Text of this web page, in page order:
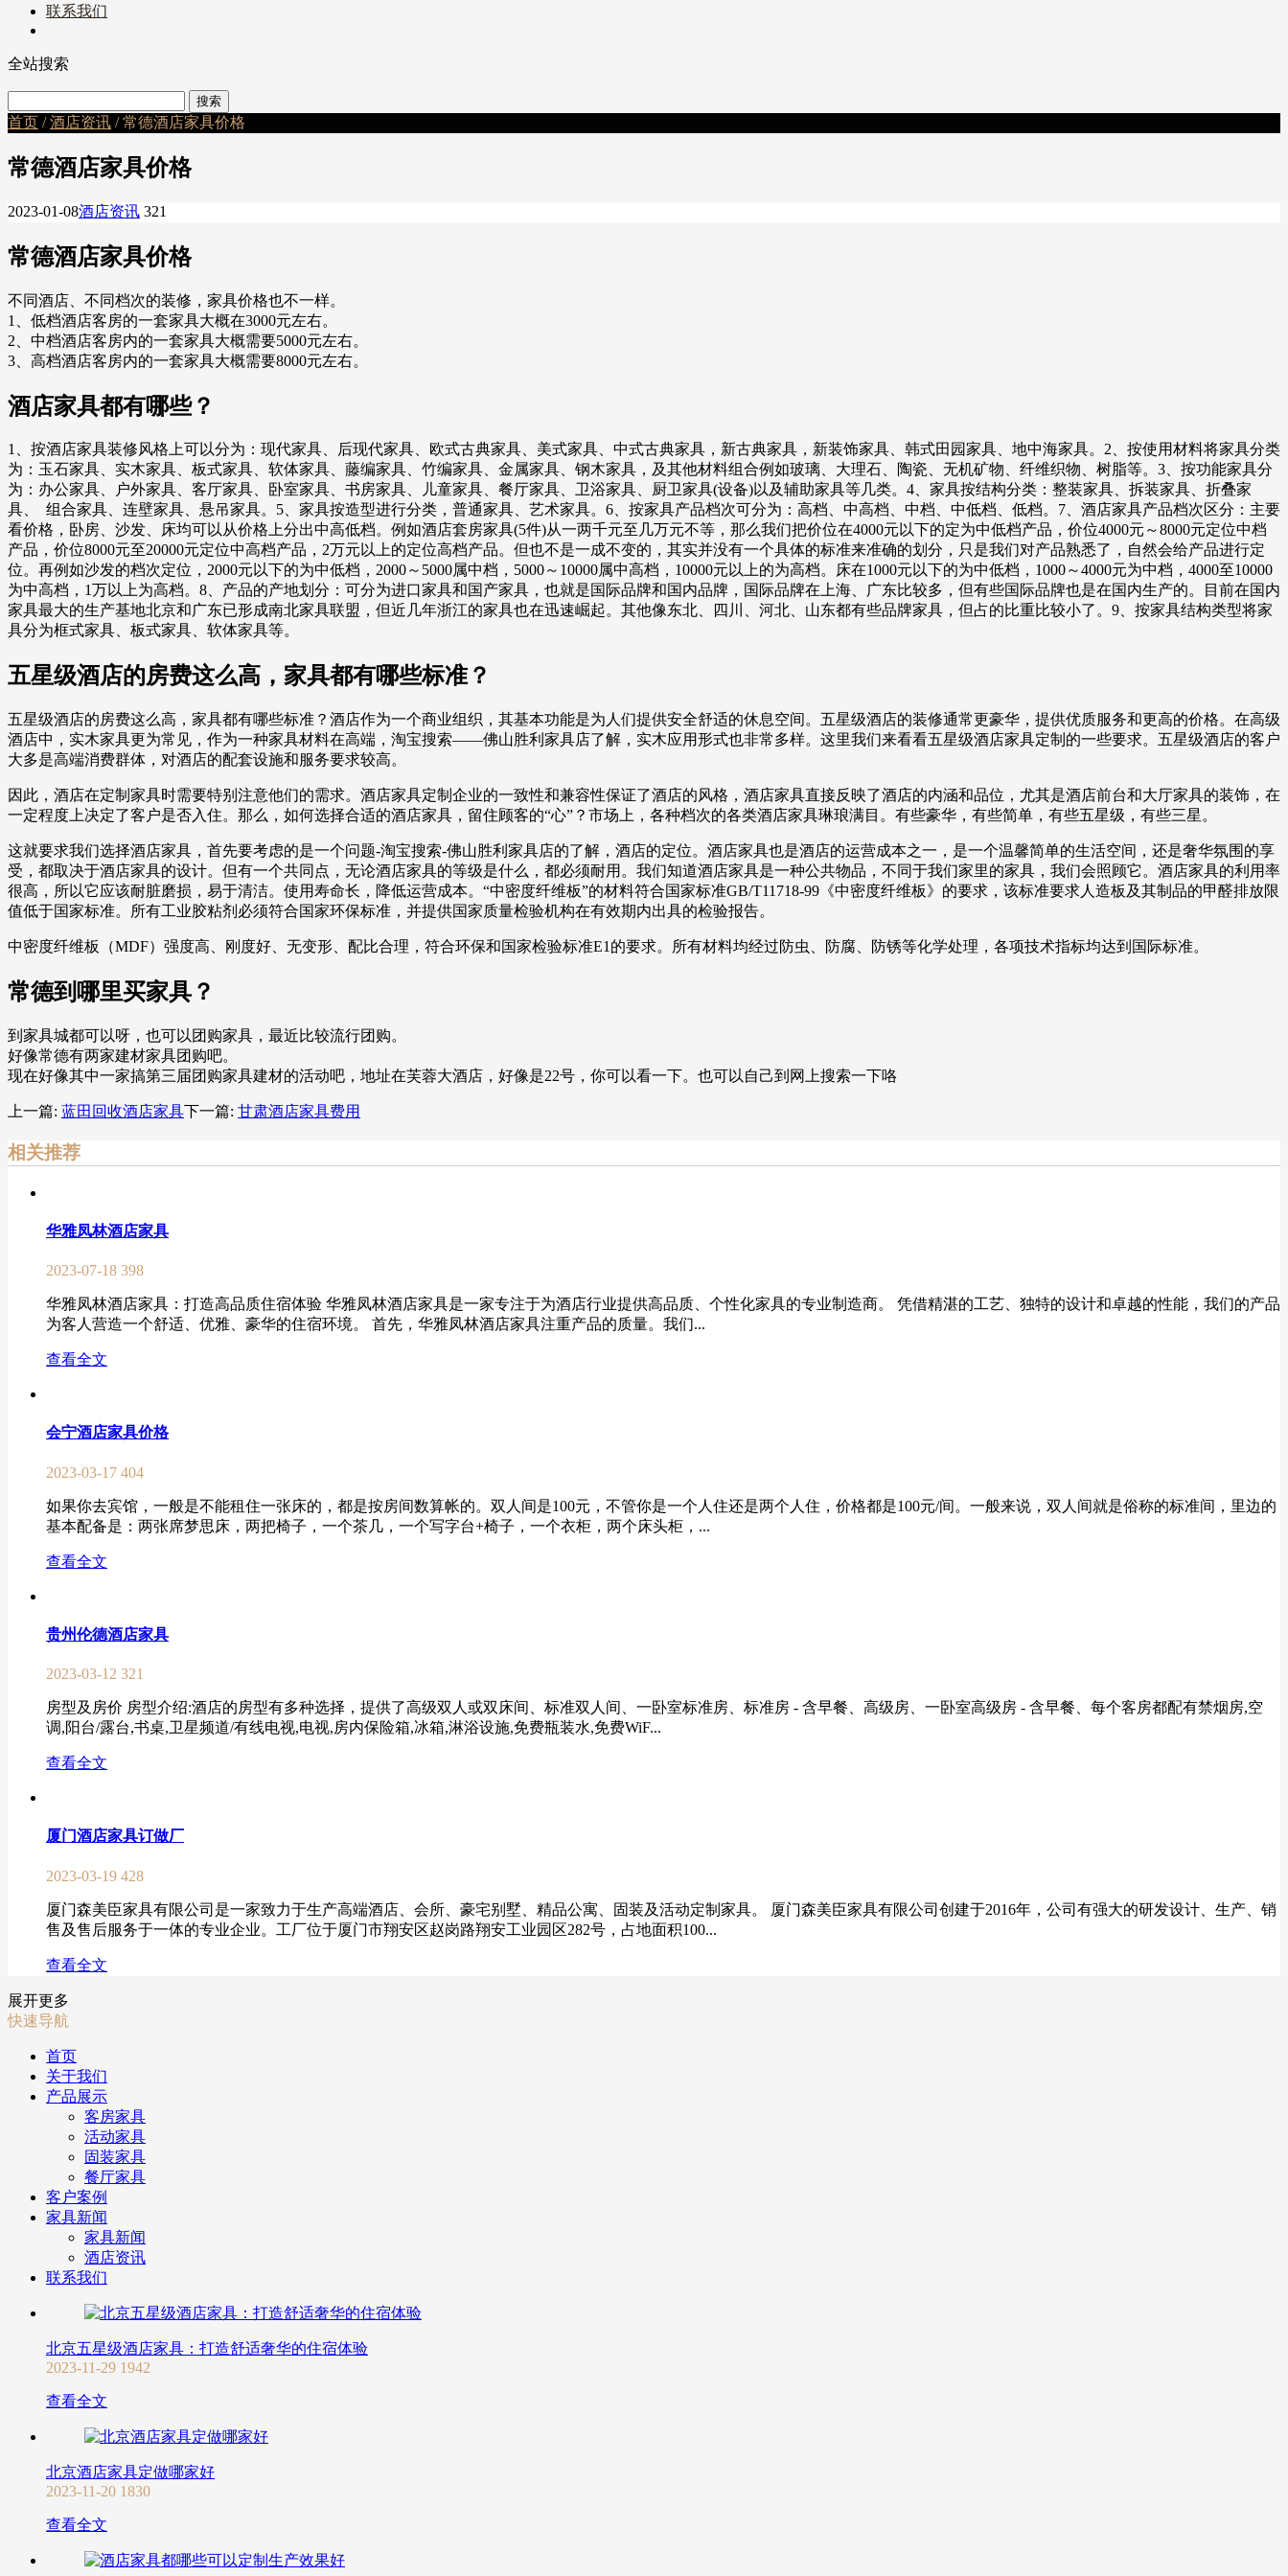
联系我们
全站搜索
首页 /酒店资讯 / 常德酒店家具价格
常德酒店家具价格
2023-01-08酒店资讯 321
常德酒店家具价格
不同酒店、不同档次的装修，家具价格也不一样。
1、低档酒店客房的一套家具大概在3000元左右。
2、中档酒店客房内的一套家具大概需要5000元左右。
3、高档酒店客房内的一套家具大概需要8000元左右。
酒店家具都有哪些？
1、按酒店家具装修风格上可以分为：现代家具、后现代家具、欧式古典家具、美式家具、中式古典家具，新古典家具，新装饰家具、韩式田园家具、地中海家具。2、按使用材料将家具分类
为：玉石家具、实木家具、板式家具、软体家具、藤编家具、竹编家具、金属家具、钢木家具，及其他材料组合例如玻璃、大理石、陶瓷、无机矿物、纤维织物、树脂等。3、按功能家具分
为：办公家具、户外家具、客厅家具、卧室家具、书房家具、儿童家具、餐厅家具、卫浴家具、厨卫家具(设备)以及辅助家具等几类。4、家具按结构分类：整装家具、拆装家具、折叠家
具、 组合家具、连壁家具、悬吊家具。5、家具按造型进行分类，普通家具、艺术家具。6、按家具产品档次可分为：高档、中高档、中档、中低档、低档。7、酒店家具产品档次区分：主要
看价格，卧房、沙发、床均可以从价格上分出中高低档。例如酒店套房家具(5件)从一两千元至几万元不等，那么我们把价位在4000元以下的定为中低档产品，价位4000元～8000元定位中档
产品，价位8000元至20000元定位中高档产品，2万元以上的定位高档产品。但也不是一成不变的，其实并没有一个具体的标准来准确的划分，只是我们对产品熟悉了，自然会给产品进行定
位。再例如沙发的档次定位，2000元以下的为中低档，2000～5000属中档，5000～10000属中高档，10000元以上的为高档。床在1000元以下的为中低档，1000～4000元为中档，4000至10000
为中高档，1万以上为高档。8、产品的产地划分：可分为进口家具和国产家具，也就是国际品牌和国内品牌，国际品牌在上海、广东比较多，但有些国际品牌也是在国内生产的。目前在国内
家具最大的生产基地北京和广东已形成南北家具联盟，但近几年浙江的家具也在迅速崛起。其他像东北、四川、河北、山东都有些品牌家具，但占的比重比较小了。9、按家具结构类型将家
具分为框式家具、板式家具、软体家具等。
五星级酒店的房费这么高，家具都有哪些标准？
五星级酒店的房费这么高，家具都有哪些标准？酒店作为一个商业组织，其基本功能是为人们提供安全舒适的休息空间。五星级酒店的装修通常更豪华，提供优质服务和更高的价格。在高级
酒店中，实木家具更为常见，作为一种家具材料在高端，淘宝搜索——佛山胜利家具店了解，实木应用形式也非常多样。这里我们来看看五星级酒店家具定制的一些要求。五星级酒店的客户
大多是高端消费群体，对酒店的配套设施和服务要求较高。
因此，酒店在定制家具时需要特别注意他们的需求。酒店家具定制企业的一致性和兼容性保证了酒店的风格，酒店家具直接反映了酒店的内涵和品位，尤其是酒店前台和大厅家具的装饰，在
一定程度上决定了客户是否入住。那么，如何选择合适的酒店家具，留住顾客的“心”？市场上，各种档次的各类酒店家具琳琅满目。有些豪华，有些简单，有些五星级，有些三星。
这就要求我们选择酒店家具，首先要考虑的是一个问题-淘宝搜索-佛山胜利家具店的了解，酒店的定位。酒店家具也是酒店的运营成本之一，是一个温馨简单的生活空间，还是奢华氛围的享
受，都取决于酒店家具的设计。但有一个共同点，无论酒店家具的等级是什么，都必须耐用。我们知道酒店家具是一种公共物品，不同于我们家里的家具，我们会照顾它。酒店家具的利用率
很高，所以它应该耐脏磨损，易于清洁。使用寿命长，降低运营成本。“中密度纤维板”的材料符合国家标准GB/T11718-99《中密度纤维板》的要求，该标准要求人造板及其制品的甲醛排放限
值低于国家标准。所有工业胶粘剂必须符合国家环保标准，并提供国家质量检验机构在有效期内出具的检验报告。
中密度纤维板（MDF）强度高、刚度好、无变形、配比合理，符合环保和国家检验标准E1的要求。所有材料均经过防虫、防腐、防锈等化学处理，各项技术指标均达到国际标准。
常德到哪里买家具？
到家具城都可以呀，也可以团购家具，最近比较流行团购。
好像常德有两家建材家具团购吧。
现在好像其中一家搞第三届团购家具建材的活动吧，地址在芙蓉大酒店，好像是22号，你可以看一下。也可以自己到网上搜索一下咯
上一篇: 蓝田回收酒店家具下一篇: 甘肃酒店家具费用
相关推荐
华雅凤林酒店家具
2023-07-18 398
华雅凤林酒店家具：打造高品质住宿体验 华雅凤林酒店家具是一家专注于为酒店行业提供高品质、个性化家具的专业制造商。 凭借精湛的工艺、独特的设计和卓越的性能，我们的产品
为客人营造一个舒适、优雅、豪华的住宿环境。 首先，华雅凤林酒店家具注重产品的质量。我们...
查看全文
会宁酒店家具价格
2023-03-17 404
如果你去宾馆，一般是不能租住一张床的，都是按房间数算帐的。双人间是100元，不管你是一个人住还是两个人住，价格都是100元/间。一般来说，双人间就是俗称的标准间，里边的
基本配备是：两张席梦思床，两把椅子，一个茶几，一个写字台+椅子，一个衣柜，两个床头柜，...
查看全文
贵州伦德酒店家具
2023-03-12 321
房型及房价 房型介绍:酒店的房型有多种选择，提供了高级双人或双床间、标准双人间、一卧室标准房、标准房 - 含早餐、高级房、一卧室高级房 - 含早餐、每个客房都配有禁烟房,空
调,阳台/露台,书桌,卫星频道/有线电视,电视,房内保险箱,冰箱,淋浴设施,免费瓶装水,免费WiF...
查看全文
厦门酒店家具订做厂
2023-03-19 428
厦门森美臣家具有限公司是一家致力于生产高端酒店、会所、豪宅别墅、精品公寓、固装及活动定制家具。 厦门森美臣家具有限公司创建于2016年，公司有强大的研发设计、生产、销
售及售后服务于一体的专业企业。工厂位于厦门市翔安区赵岗路翔安工业园区282号，占地面积100...
查看全文
展开更多
快速导航
首页
关于我们
产品展示
客房家具
活动家具
固装家具
餐厅家具
客户案例
家具新闻
家具新闻
酒店资讯
联系我们
北京五星级酒店家具：打造舒适奢华的住宿体验
2023-11-29 1942
查看全文
北京酒店家具定做哪家好
2023-11-20 1830
查看全文